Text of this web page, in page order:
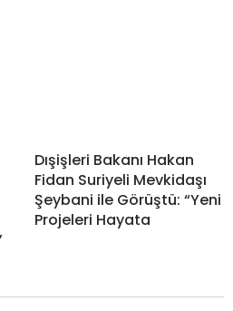
Dışişleri Bakanı Hakan
Fidan Suriyeli Mevkidaşı
Şeybani ile Görüştü: “Yeni
Projeleri Hayata